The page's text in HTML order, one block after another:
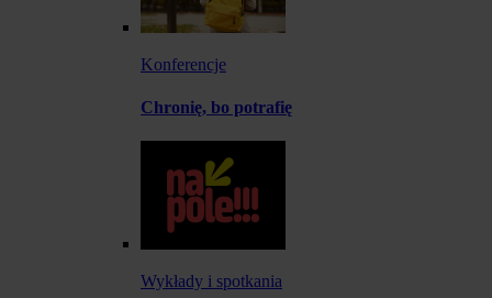
Konferencje
Chronię, bo potrafię
Wykłady i spotkania